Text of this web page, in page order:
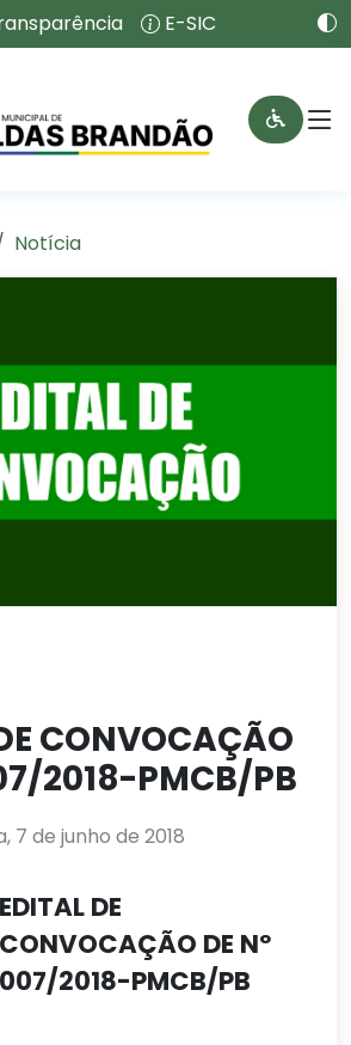
E-SIC
Notícia
CONVOCAÇÃO
2018-PMCB/PB
7 de junho de 2018
EDITAL DE
CONVOCAÇÃO DE Nº
007/2018-PMCB/PB